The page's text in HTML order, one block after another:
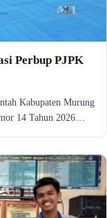
Perbup PJPK
Kabupaten Murung
14 Tahun 2026…